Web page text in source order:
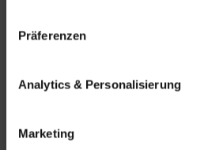
Präferenzen
Analytics & Personalisierung
Marketing